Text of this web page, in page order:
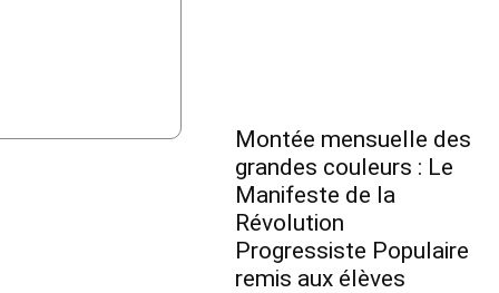
Montée mensuelle des
grandes couleurs : Le
Manifeste de la
Révolution
Progressiste Populaire
remis aux élèves